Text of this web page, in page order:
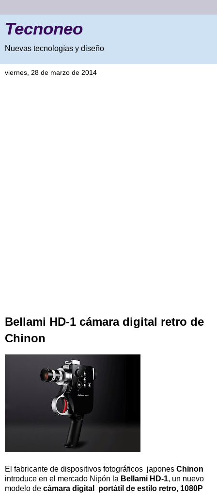
Tecnoneo
Nuevas tecnologías y diseño
viernes, 28 de marzo de 2014
Bellami HD-1 cámara digital retro de
Chinon
El fabricante de dispositivos fotográficos japones Chinon
introduce en el mercado Nipón la Bellami HD-1, un nuevo
modelo de cámara digital portátil de estilo retro, 1080P